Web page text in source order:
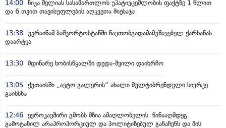
14:00 ნიკა მელიას სასამართლოს უპატივცემლობის ფაქტზე 1 წლით
და 6 თვით თავისუფლების აღკვეთა მიესაჯა
13:38 უკრაინამ ბაშკორტოსტანში ნავთობგადამამუშავებელ ქარხანას
დაარტყა
13:30 მდინარე ხობისწყალში დედა-შვილი დაიხრჩო
13:05 ქუთაისში „ავტო გალერის“ ახალი მულტიბრენდული სივრცე
გაიხსნა
12:46 ევროკავშირი გმობს მზია ამაღლობელის წინააღმდეგ
გამოტანილ არაპროპორციულ და პოლიტიზებულ განაჩენს და მის